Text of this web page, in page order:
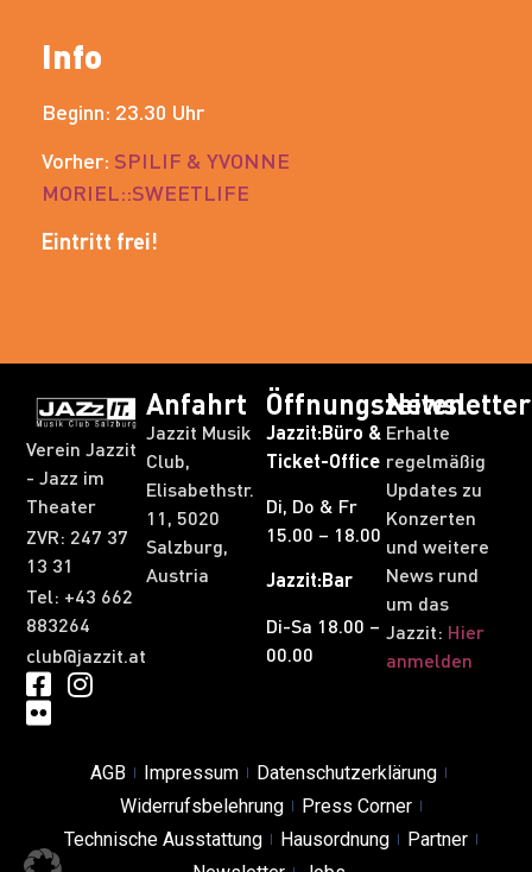
Info
Beginn: 23.30 Uhr
Vorher: SPILIF & YVONNE
MORIEL::SWEETLIFE
Eintritt frei!
Verein Jazzit
- Jazz im
Theater
ZVR: 247 37
13 31​
Tel: +43 662
883264
club@jazzit.at
Anfahrt
Jazzit Musik
Club,
Elisabethstr.
11, 5020
Salzburg,
Austria
Öffnungszeiten
Jazzit:Büro &
Ticket-Office
Di, Do & Fr
15.00 – 18.00
Jazzit:Bar
Di-Sa 18.00 –
00.00
Newsletter
Erhalte
regelmäßig
Updates zu
Konzerten
und weitere
News rund
um das
Jazzit: Hier
anmelden
AGB Impressum
Datenschutzerklärung
Widerrufsbelehrung
Press Corner
Technische Ausstattung
Hausordnung
Partner